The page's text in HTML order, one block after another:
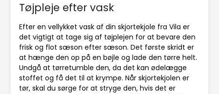
Tøjpleje efter vask
Efter en vellykket vask af din skjortekjole fra Vila er
det vigtigt at tage sig af tøjplejen for at bevare den
frisk og flot sæson efter sæson. Det første skridt er
at hænge den op på en bøjle og lade den tørre helt.
Undgå at tørretumble den, da det kan ødelægge
stoffet og få det til at krympe. Når skjortekjolen er
tør, skal du sørge for at stryge den, hvis det er